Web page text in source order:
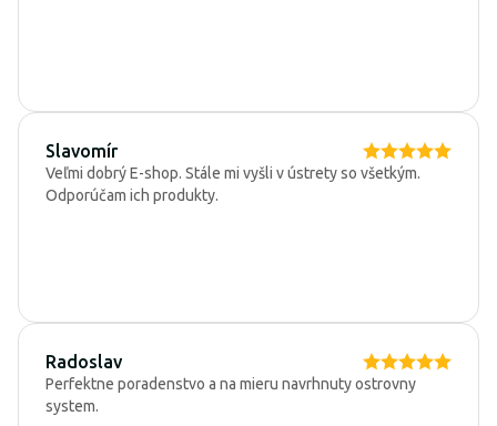
Slavomír
Veľmi dobrý E-shop. Stále mi vyšli v ústrety so všetkým.
Odporúčam ich produkty.
Radoslav
Perfektne poradenstvo a na mieru navrhnuty ostrovny
system.